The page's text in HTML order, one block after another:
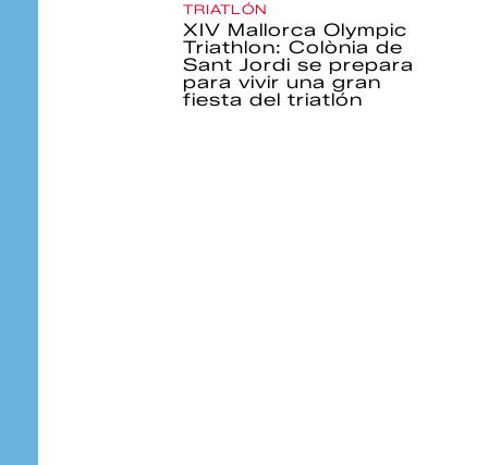
TRIATLÓN
XIV Mallorca Olympic
Triathlon: Colònia de
Sant Jordi se prepara
para vivir una gran
fiesta del triatlón